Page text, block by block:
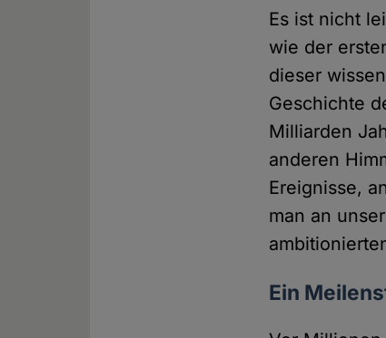
Es ist nicht
wie der
dieser
Geschichte
Milliarden
anderen
Ereignisse,
man an
Ein